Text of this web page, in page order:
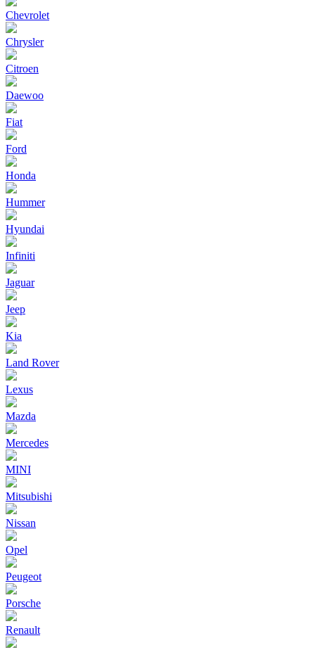
Chevrolet
Chrysler
Citroen
Daewoo
Fiat
Ford
Honda
Hummer
Hyundai
Infiniti
Jaguar
Jeep
Kia
Land Rover
Lexus
Mazda
Mercedes
MINI
Mitsubishi
Nissan
Opel
Peugeot
Porsche
Renault